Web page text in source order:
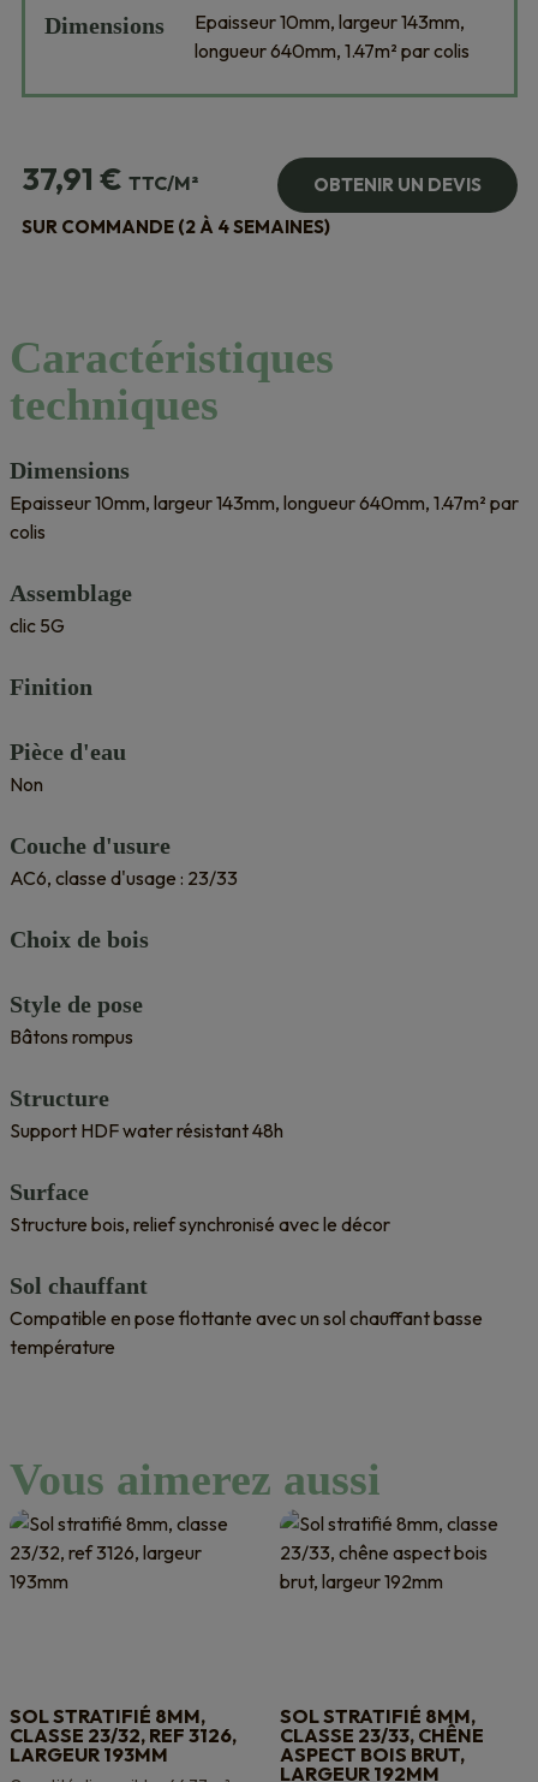
Dimensions
Epaisseur 10mm, largeur 143mm,
longueur 640mm, 1.47m² par colis
37,91 € TTC/M²
OBTENIR UN DEVIS
SUR COMMANDE (2 À 4 SEMAINES)
Caractéristiques
techniques
Dimensions
Epaisseur 10mm, largeur 143mm, longueur 640mm, 1.47m² par
colis
Assemblage
clic 5G
Finition
Pièce d'eau
Non
Couche d'usure
AC6, classe d'usage : 23/33
Choix de bois
Style de pose
Bâtons rompus
Structure
Support HDF water résistant 48h
Surface
Structure bois, relief synchronisé avec le décor
Sol chauffant
Compatible en pose flottante avec un sol chauffant basse
température
Vous aimerez aussi
SOL STRATIFIÉ 8MM,
CLASSE 23/32, REF 3126,
LARGEUR 193MM
SOL STRATIFIÉ 8MM,
CLASSE 23/33, CHÊNE
ASPECT BOIS BRUT,
LARGEUR 192MM